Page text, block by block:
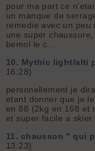
pour ma part ce
un manque de
remedie avec un peu
une super
bemol le c...
10. Mythic light/alti
16:28)
personellement je
etant donner que je
en 88 (2kg en 168 et
et super facile a skier
11. chausson " qui
13:23)